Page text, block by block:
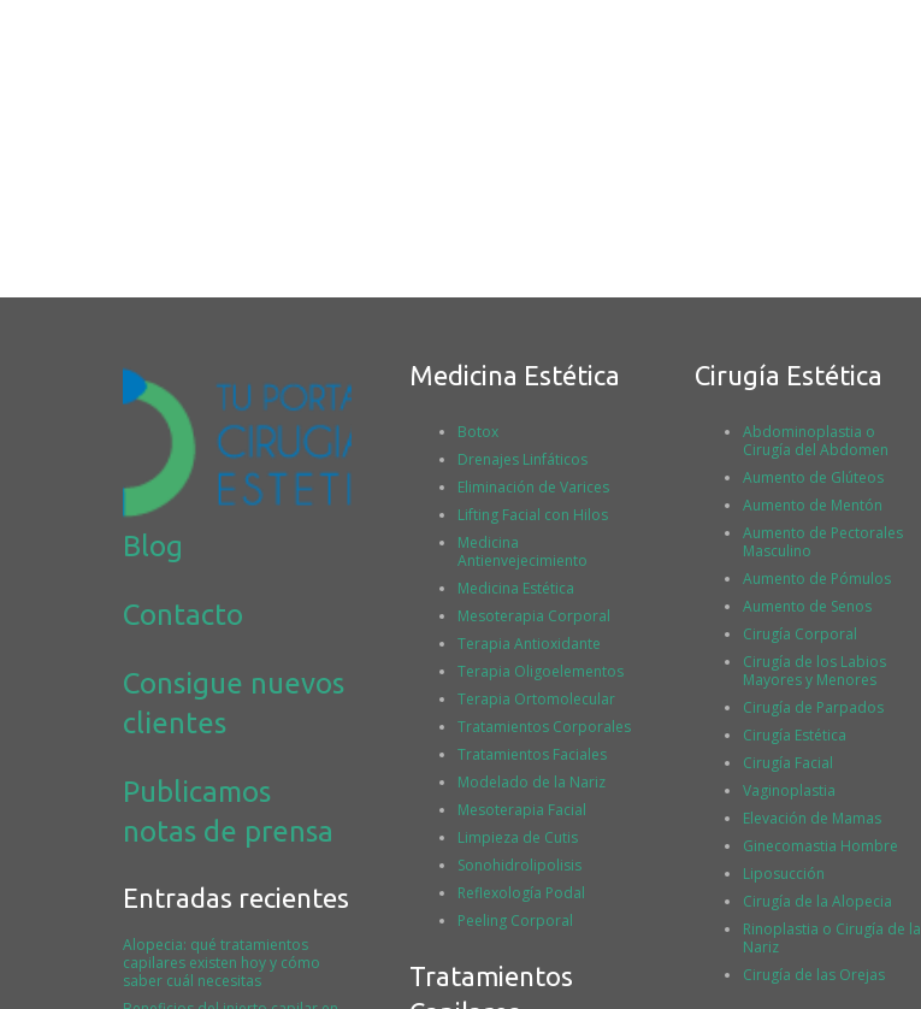
Blog
Contacto
Consigue nuevos
clientes
Publicamos
notas de prensa
Entradas recientes
Alopecia: qué tratamientos
capilares existen hoy y cómo
saber cuál necesitas
Medicina Estética
Botox
Drenajes Linfáticos
Eliminación de Varices
Lifting Facial con Hilos
Medicina
Antienvejecimiento
Medicina Estética
Mesoterapia Corporal
Terapia Antioxidante
Terapia Oligoelementos
Terapia Ortomolecular
Tratamientos Corporales
Tratamientos Faciales
Modelado de la Nariz
Mesoterapia Facial
Limpieza de Cutis
Sonohidrolipolisis
Reflexología Podal
Peeling Corporal
Tratamientos
Cirugía Estética
Abdominoplastia o
Cirugía del Abdomen
Aumento de Glúteos
Aumento de Mentón
Aumento de Pectorales
Masculino
Aumento de Pómulos
Aumento de Senos
Cirugía Corporal
Cirugía de los Labios
Mayores y Menores
Cirugía de Parpados
Cirugía Estética
Cirugía Facial
Vaginoplastia
Elevación de Mamas
Ginecomastia Hombre
Liposucción
Cirugía de la Alopecia
Rinoplastia o Cirugía de la
Nariz
Cirugía de las Orejas